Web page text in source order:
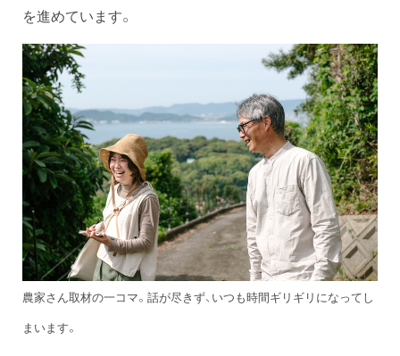
を進めています。
農家さん取材の一コマ。話が尽きず、いつも時間ギリギリになってし
まいます。